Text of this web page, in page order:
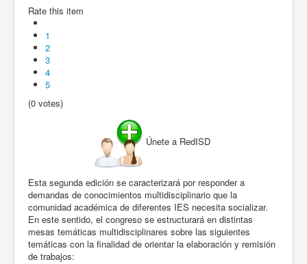
Rate this item
1
2
3
4
5
(0 votes)
Únete a RedISD
Esta segunda edición se caracterizará por responder a
demandas de conocimientos multidisciplinario que la
comunidad académica de diferentes IES necesita socializar.
En este sentido, el congreso se estructurará en distintas
mesas temáticas multidisciplinares sobre las siguientes
temáticas con la finalidad de orientar la elaboración y remisión
de trabajos: